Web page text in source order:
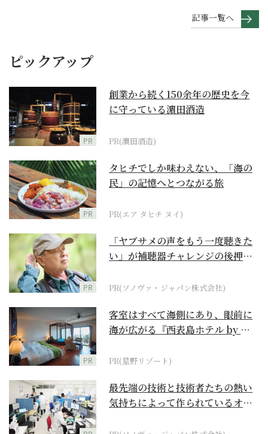
記事一覧へ
ピックアップ
PR
創業から続く150余年の歴史を今
に守っている濵田酒造
PR(濵田酒造)
PR
タヒチでしか味わえない、「海の
民」の記憶へとつながる旅
PR(エア タヒチ ヌイ)
PR
「ヤブサメの声をもう一度聴きた
い」が補聴器チャレンジの後押し
PR(ソノヴァ・ジャパン株式会社)
PR
客室はすべて海側にあり、眼前に
海が広がる『西表島ホテル by 星
PR(星野リゾート)
最先端の技術と技術者たちの熱い
気持ちによって作られているオー